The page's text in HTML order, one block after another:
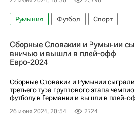
Румыния Футбол
Спорт
Авторы РИА Новости Спорт
Материалы РИА Спорт
Спорт —
Евро-2024
Германия
Шотландия
Венгрия
Швейцария
Испания Италия
Хорватия
Англия Сербия
Сборные Словакии и Румынии
вничью и вышли в плей-офф
Евро-2024
Сборные Словакии и Румынии
третьего тура группового этапа
футболу в Германии и вышли в плей-
26 июня 2024, 20:54 2724